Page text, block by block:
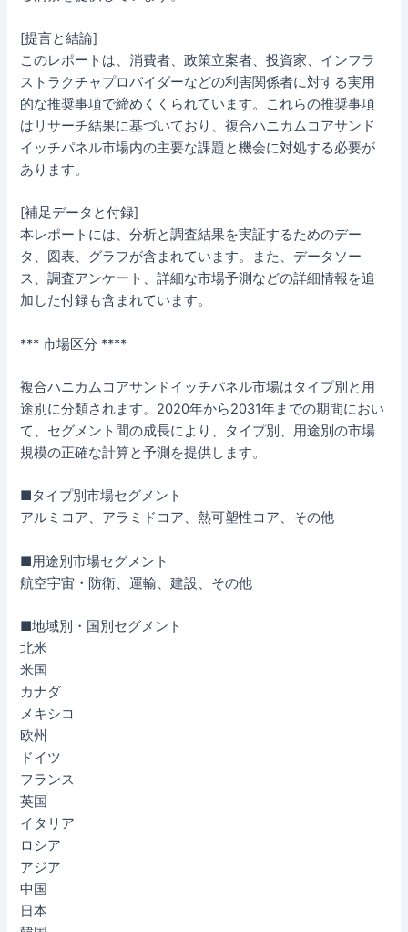
[提言と結論]
このレポートは、消費者、政策立案者、投資家、インフラ
ストラクチャプロバイダーなどの利害関係者に対する実用
的な推奨事項で締めくくられています。これらの推奨事項
はリサーチ結果に基づいており、複合ハニカムコアサンド
イッチパネル市場内の主要な課題と機会に対処する必要が
あります。
[補足データと付録]
本レポートには、分析と調査結果を実証するためのデー
タ、図表、グラフが含まれています。また、データソー
ス、調査アンケート、詳細な市場予測などの詳細情報を追
加した付録も含まれています。
*** 市場区分 ****
複合ハニカムコアサンドイッチパネル市場はタイプ別と用
途別に分類されます。2020年から2031年までの期間におい
て、セグメント間の成長により、タイプ別、用途別の市場
規模の正確な計算と予測を提供します。
■タイプ別市場セグメント
アルミコア、アラミドコア、熱可塑性コア、その他
■用途別市場セグメント
航空宇宙・防衛、運輸、建設、その他
■地域別・国別セグメント
北米
米国
カナダ
メキシコ
欧州
ドイツ
フランス
英国
イタリア
ロシア
アジア
中国
日本